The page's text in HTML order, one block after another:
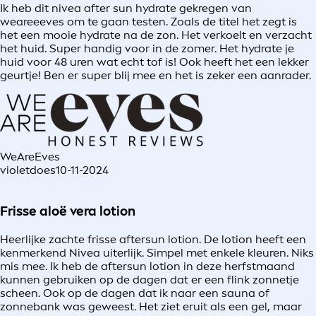
Ik heb dit nivea after sun hydrate gekregen van
weareeeves om te gaan testen. Zoals de titel het zegt is
het een mooie hydrate na de zon. Het verkoelt en verzacht
het huid. Super handig voor in de zomer. Het hydrate je
huid voor 48 uren wat echt tof is! Ook heeft het een lekker
geurtje! Ben er super blij mee en het is zeker een aanrader.
WeAreEves
violetdoes10-11-2024
Frisse aloë vera lotion
Heerlijke zachte frisse aftersun lotion. De lotion heeft een
kenmerkend Nivea uiterlijk. Simpel met enkele kleuren. Niks
mis mee. Ik heb de aftersun lotion in deze herfstmaand
kunnen gebruiken op de dagen dat er een flink zonnetje
scheen. Ook op de dagen dat ik naar een sauna of
zonnebank was geweest. Het ziet eruit als een gel, maar